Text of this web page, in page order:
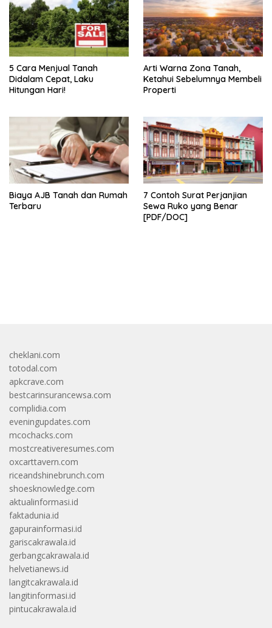
5 Cara Menjual Tanah
Didalam Cepat, Laku
Hitungan Hari!
Arti Warna Zona Tanah,
Ketahui Sebelumnya Membeli
Properti
Biaya AJB Tanah dan Rumah
Terbaru
7 Contoh Surat Perjanjian
Sewa Ruko yang Benar
[PDF/DOC]
cheklani.com
totodal.com
apkcrave.com
bestcarinsurancewsa.com
complidia.com
eveningupdates.com
mcochacks.com
mostcreativeresumes.com
oxcarttavern.com
riceandshinebrunch.com
shoesknowledge.com
aktualinformasi.id
faktadunia.id
gapurainformasi.id
gariscakrawala.id
gerbangcakrawala.id
helvetianews.id
langitcakrawala.id
langitinformasi.id
pintucakrawala.id